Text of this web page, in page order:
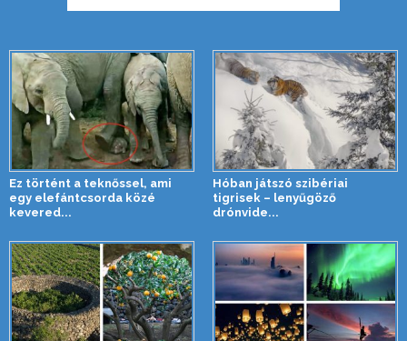
Ez történt a teknőssel, ami
egy elefántcsorda közé
kevered...
Hóban játszó szibériai
tigrisek – lenyűgöző
drónvide...